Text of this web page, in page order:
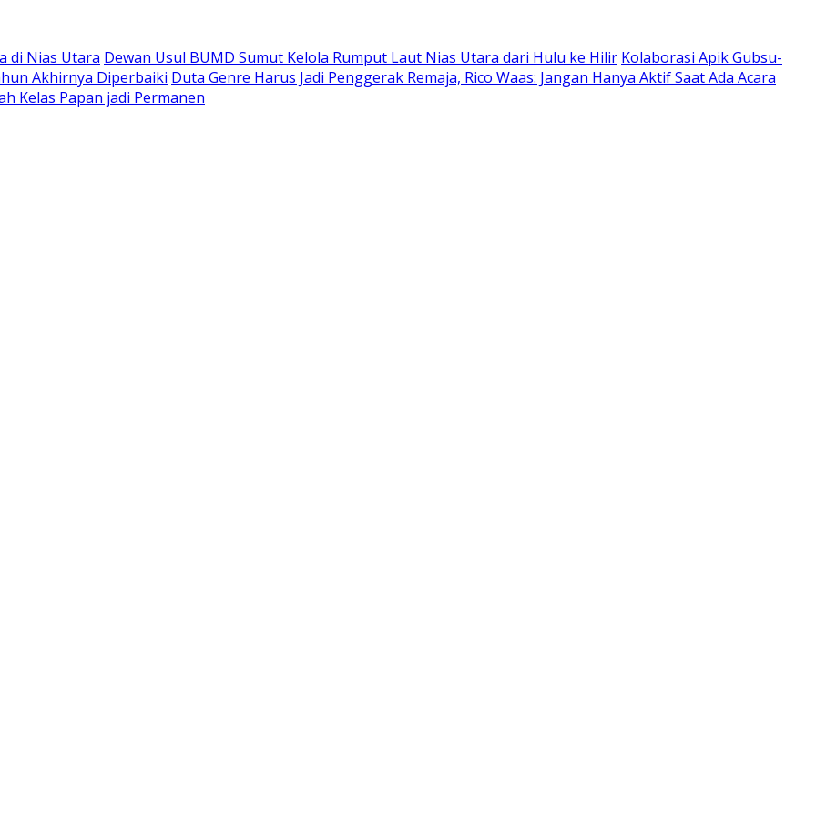
di Nias Utara Dewan Usul BUMD Sumut Kelola Rumput Laut Nias Utara dari Hulu ke Hilir Kolaborasi Apik Gubsu-
Akhirnya Diperbaiki Duta Genre Harus Jadi Penggerak Remaja, Rico Waas: Jangan Hanya Aktif Saat Ada Acara
Kelas Papan jadi Permanen